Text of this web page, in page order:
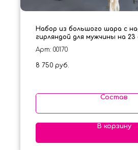
Набор из большого шара с
гирляндой для мужчины на 23
Арт: 00170
8 750 руб.
Состав
В корзину